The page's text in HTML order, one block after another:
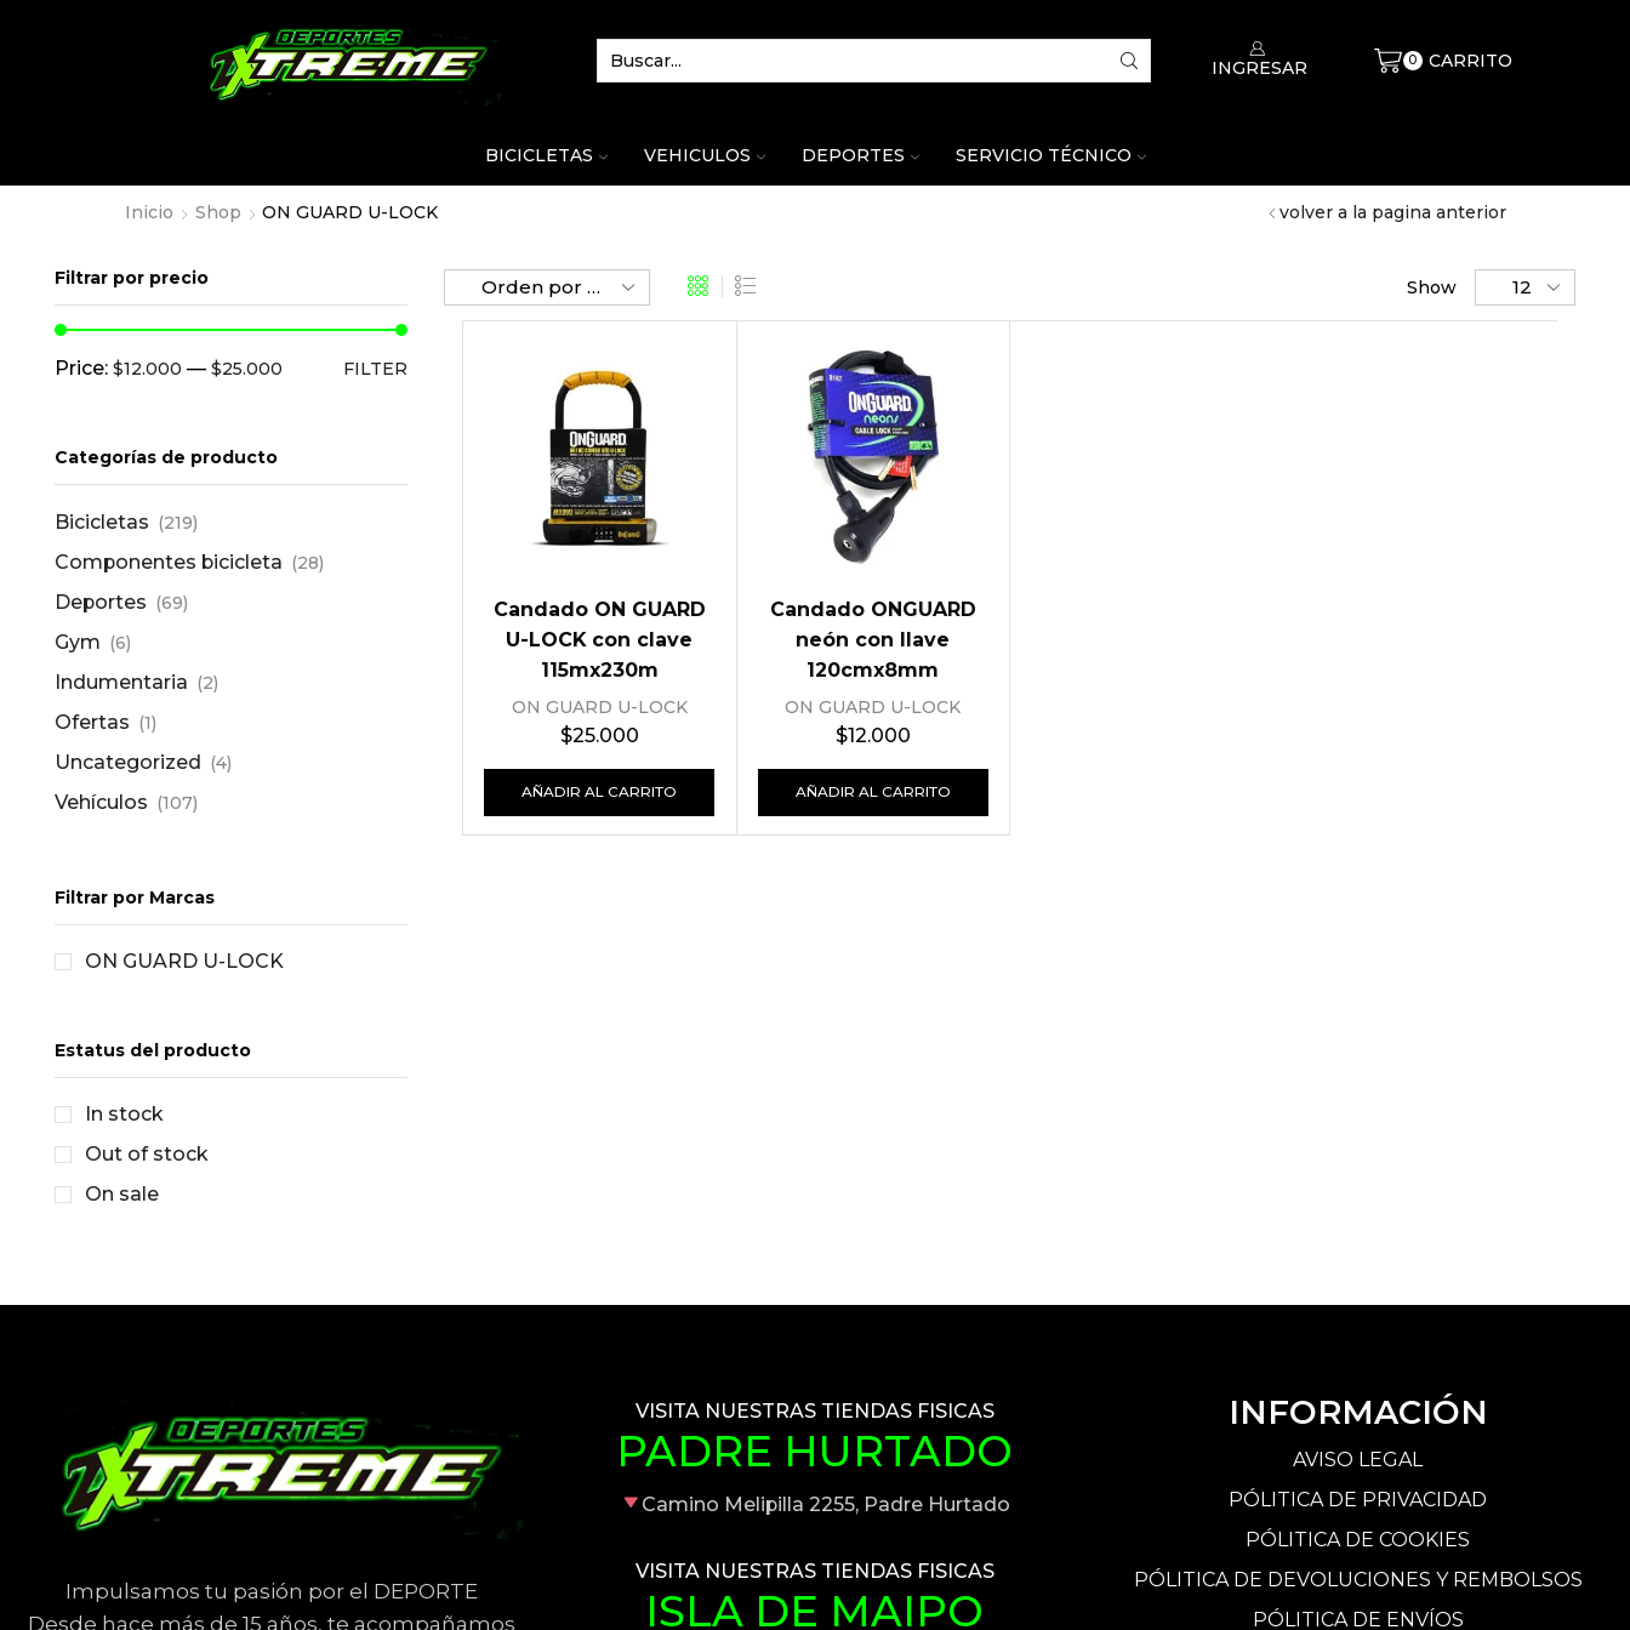
INGRESAR 0 CARRITO
BICICLETAS VEHICULOS DEPORTES SERVICIO TÉCNICO
Inicio Shop ON GUARD U-LOCK volver a la pagina anterior
Show
Candado ON GUARD
U-LOCK con clave
115mx230m
ON GUARD U-LOCK
$25.000
AÑADIR AL CARRITO
Candado ONGUARD
neón con llave
120cmx8mm
ON GUARD U-LOCK
$12.000
AÑADIR AL CARRITO
Filtrar por precio
FILTER
Price: $12.000 — $25.000
Categorías de producto
Bicicletas (219)
Componentes bicicleta (28)
Deportes (69)
Gym (6)
Indumentaria (2)
Ofertas (1)
Uncategorized (4)
Vehículos (107)
Filtrar por Marcas
ON GUARD U-LOCK
Estatus del producto
In stock
Out of stock
On sale
Impulsamos tu pasión por el DEPORTE
Desde hace más de 15 años, te acompañamos
VISITA NUESTRAS TIENDAS FISICAS
PADRE HURTADO
Camino Melipilla 2255, Padre Hurtado
VISITA NUESTRAS TIENDAS FISICAS
ISLA DE MAIPO
INFORMACIÓN
AVISO LEGAL
PÓLITICA DE PRIVACIDAD
PÓLITICA DE COOKIES
PÓLITICA DE DEVOLUCIONES Y REMBOLSOS
PÓLITICA DE ENVÍOS